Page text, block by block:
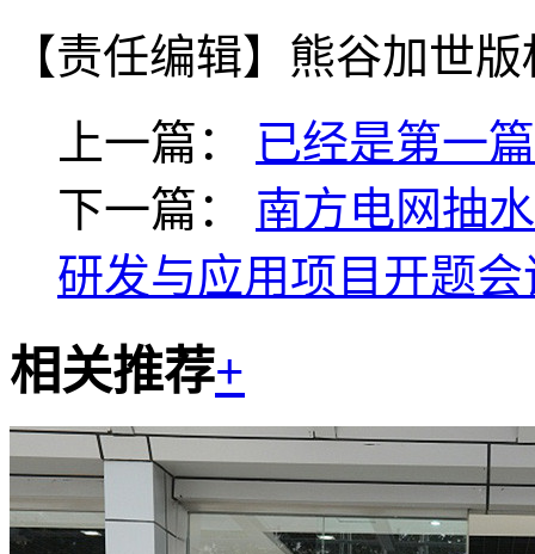
【责任编辑】 熊谷加世
上一篇：
已经是第一
下一篇：
南方电网抽
研发与应用项目开题
相关推荐+